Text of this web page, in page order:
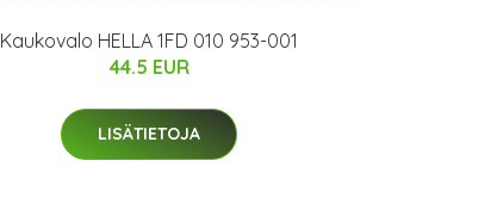
Kaukovalo HELLA 1FD 010 953-001
44.5 EUR
LISÄTIETOJA